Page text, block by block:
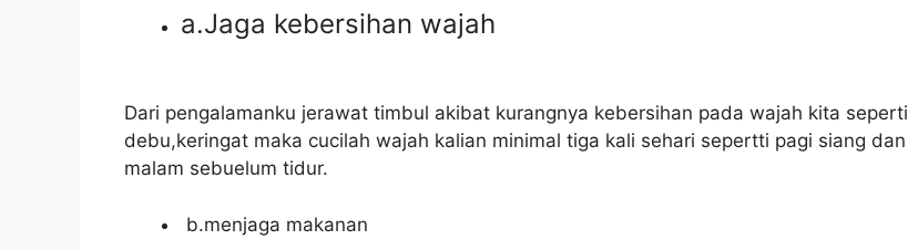
a.Jaga kebersihan wajah
Dari pengalamanku jerawat timbul akibat kurangnya kebersihan pada wajah kita seperti
debu,keringat maka cucilah wajah kalian minimal tiga kali sehari sepertti pagi siang dan
malam sebuelum tidur.
b.menjaga makanan